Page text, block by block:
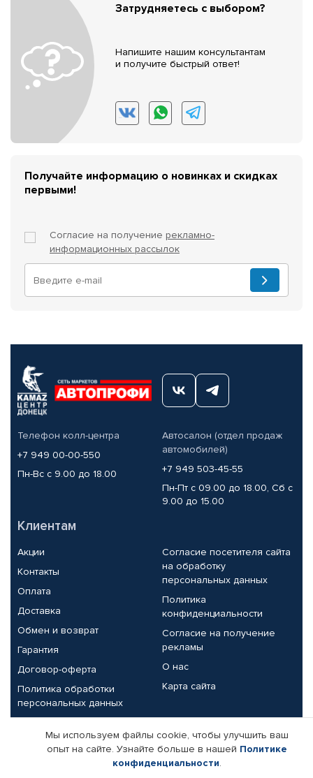
Затрудняетесь с выбором?
Напишите нашим консультантам
и получите быстрый ответ!
Получайте информацию о новинках и скидках
первыми!
Согласие на получение рекламно-
информационных рассылок
Телефон колл-центра
+7 949 00-00-550
Пн-Вс с 9.00 до 18.00
Автосалон (отдел продаж
автомобилей)
+7 949 503-45-55
Пн-Пт с 09.00 до 18.00, Сб с
9.00 до 15.00
Клиентам
Акции
Контакты
Оплата
Доставка
Обмен и возврат
Гарантия
Договор-оферта
Политика обработки
персональных данных
Согласие посетителя сайта
на обработку
персональных данных
Политика
конфиденциальности
Согласие на получение
рекламы
О нас
Карта сайта
Партнерам
Корпоративным клиентам
Реквизиты компании
Мы используем файлы cookie, чтобы улучшить ваш
опыт на сайте. Узнайте больше в нашей Политике
конфиденциальности.